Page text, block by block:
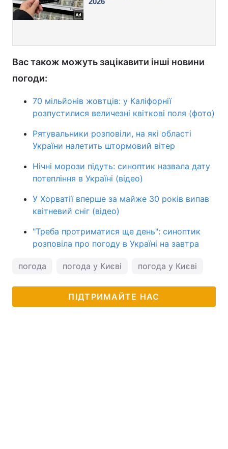
Вас також можуть зацікавити інші новини
погоди:
70 мільйонів жовтців: у Каліфорнії
розпустилися величезні квіткові поля (фото)
Рятувальники розповіли, на які області
України налетить штормовий вітер
Нічні морози підуть: синоптик назвала дату
потепління в Україні (відео)
У Хорватії вперше за майже 30 років випав
квітневий сніг (відео)
"Треба протриматися ще день": синоптик
розповіла про погоду в Україні на завтра
погода погода у Києві погода у Києві
ПІДТРИМАЙТЕ НАС